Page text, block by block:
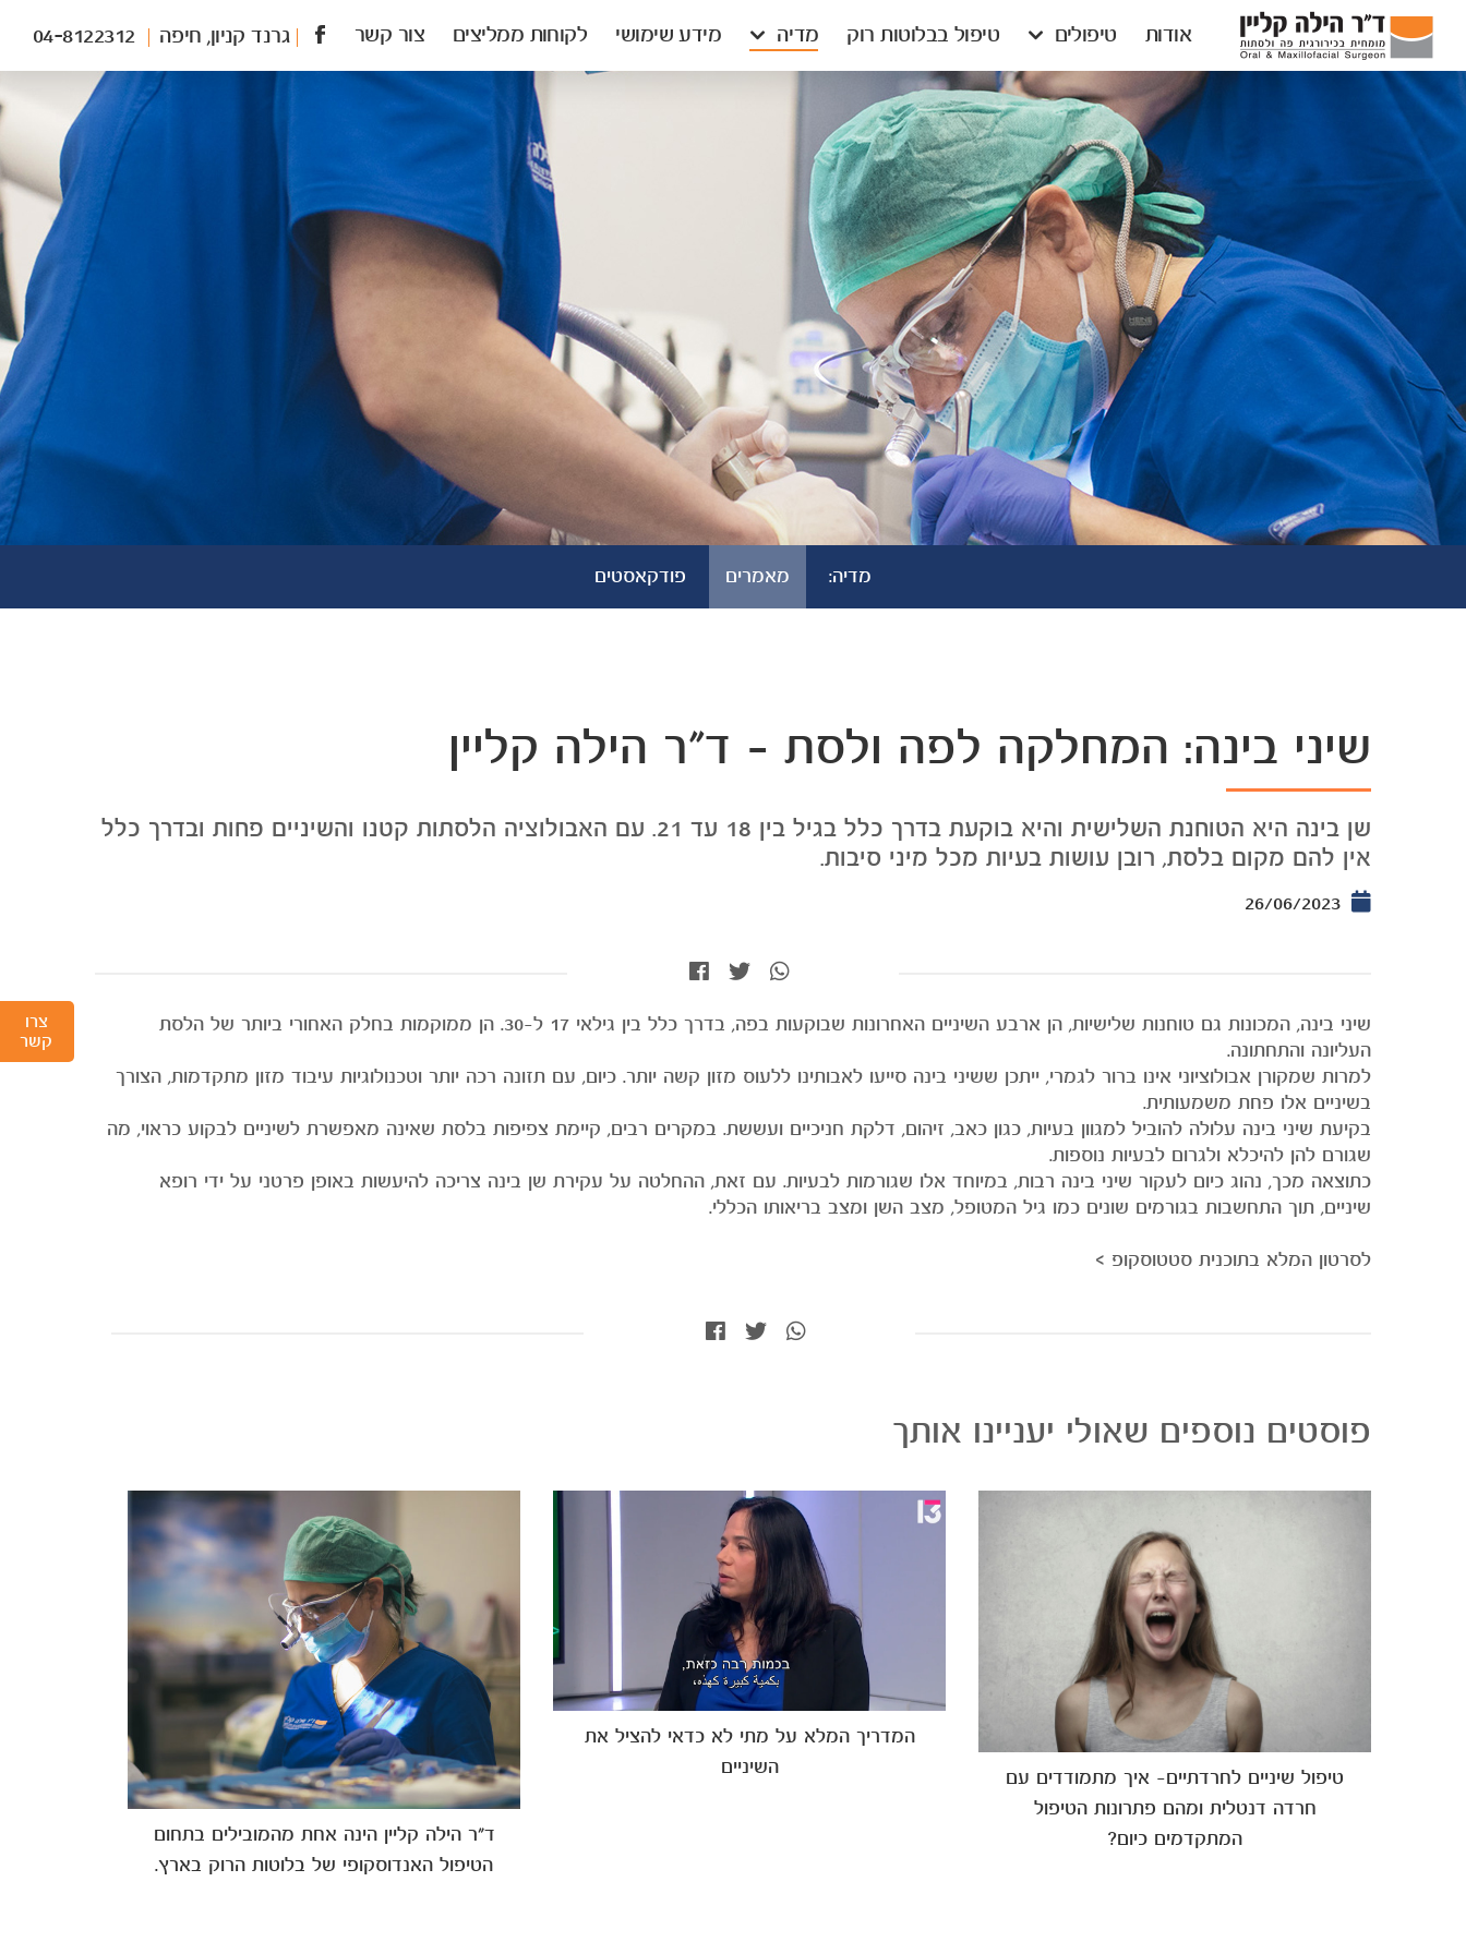
דלג לסרגל הניווט
דלג לתוכן
גרנד קניון, חיפה 04-8122312
לעמוד
אודות טיפולים טיפול בבלוטות רוק מדיה מידע שימושי לקוחות ממליצים צור קשר
מדיה: מאמרים פודקאסטים
צרו
קשר
שיני בינה: המחלקה לפה ולסת - ד"ר הילה קליין
שן בינה היא הטוחנת השלישית והיא בוקעת בדרך כלל בגיל בין 18 עד 21. עם האבולוציה הלסתות קטנו והשיניים פחות ובדרך כלל
אין להם מקום בלסת, רובן עושות בעיות מכל מיני סיבות.
26/06/2023
שיני בינה, המכונות גם טוחנות שלישיות, הן ארבע השיניים האחרונות שבוקעות בפה, בדרך כלל בין גילאי 17 ל-30. הן ממוקמות בחלק האחורי ביותר של הלסת
העליונה והתחתונה.
למרות שמקורן אבולוציוני אינו ברור לגמרי, ייתכן ששיני בינה סייעו לאבותינו ללעוס מזון קשה יותר. כיום, עם תזונה רכה יותר וטכנולוגיות עיבוד מזון מתקדמות, הצורך
בשיניים אלו פחת משמעותית.
בקיעת שיני בינה עלולה להוביל למגוון בעיות, כגון כאב, זיהום, דלקת חניכיים ועששת. במקרים רבים, קיימת צפיפות בלסת שאינה מאפשרת לשיניים לבקוע כראוי, מה
שגורם להן להיכלא ולגרום לבעיות נוספות.
כתוצאה מכך, נהוג כיום לעקור שיני בינה רבות, במיוחד אלו שגורמות לבעיות. עם זאת, ההחלטה על עקירת שן בינה צריכה להיעשות באופן פרטני על ידי רופא
שיניים, תוך התחשבות בגורמים שונים כמו גיל המטופל, מצב השן ומצב בריאותו הכללי.
לסרטון המלא בתוכנית סטטוסקופ >
פוסטים נוספים שאולי יעניינו אותך
ד"ר הילה קליין הינה אחת מהמובילים בתחום
הטיפול האנדוסקופי של בלוטות הרוק בארץ.
המדריך המלא על מתי לא כדאי להציל את
השיניים
טיפול שיניים לחרדתיים- איך מתמודדים עם
חרדה דנטלית ומהם פתרונות הטיפול
המתקדמים כיום?